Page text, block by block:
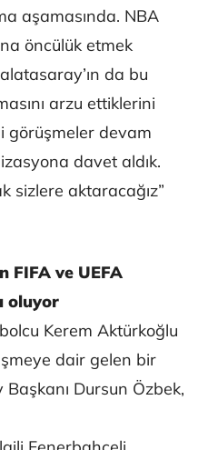
aşamasında. NBA
öncülük etmek
da bu
arzu ettiklerini
görüşmeler devam
davet aldık.
sizlere aktaracağız”
FIFA ve UEFA
oluyor
Kerem Aktürkoğlu
dair gelen bir
Dursun Özbek,